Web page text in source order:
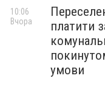
платити
умови
10:06
Вчора